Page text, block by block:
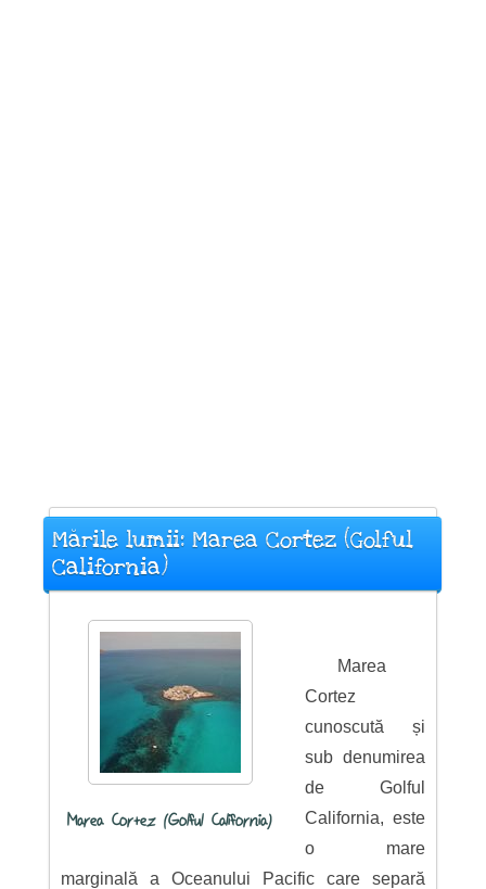
Mările lumii: Marea Cortez (Golful
California)
Marea Cortez (Golful California)
Marea
Cortez
cunoscută și
sub denumirea
de Golful
California, este
o mare
marginală a Oceanului Pacific care separă